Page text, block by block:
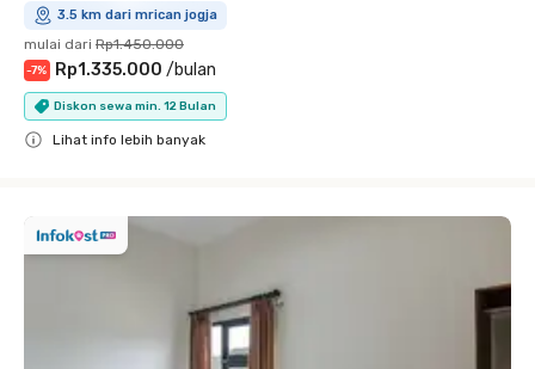
3.5 km dari mrican jogja
mulai dari Rp1.450.000
-7% Rp1.335.000 /bulan
Diskon sewa min. 12 Bulan
Lihat info lebih banyak